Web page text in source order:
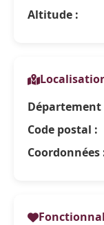
Altitude :
Département
Code postal :
Coordonnées